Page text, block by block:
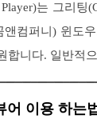
는 그리팅
앤컴퍼니) 윈도
합니다. 일반적
어 이용 하는법